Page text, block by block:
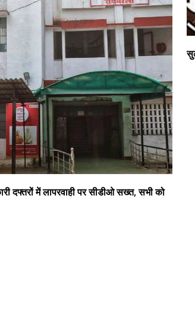
दफ्तरों में लापरवाही पर सीडीओ सख्त, सभी को